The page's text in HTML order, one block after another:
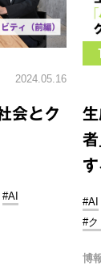
2024.05.16
会とク
#AI
す
#AI
#ク
博